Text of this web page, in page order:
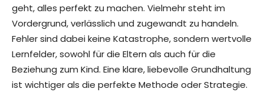
geht, alles perfekt zu machen. Vielmehr steht im
Vordergrund, verlässlich und zugewandt zu handeln.
Fehler sind dabei keine Katastrophe, sondern wertvolle
Lernfelder, sowohl für die Eltern als auch für die
Beziehung zum Kind. Eine klare, liebevolle Grundhaltung
ist wichtiger als die perfekte Methode oder Strategie.